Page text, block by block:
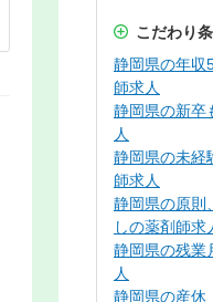
こだわり
静岡県の年収
師求人
静岡県の新卒
人
静岡県の未経
師求人
静岡県の原則
しの薬剤師求
静岡県の残業
人
静岡県の産休